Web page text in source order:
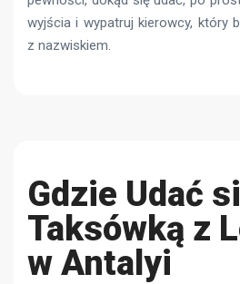
wyjścia i wypatruj kierowcy, który
z nazwiskiem.
Gdzie Udać
Taksówką z
w Antalyi